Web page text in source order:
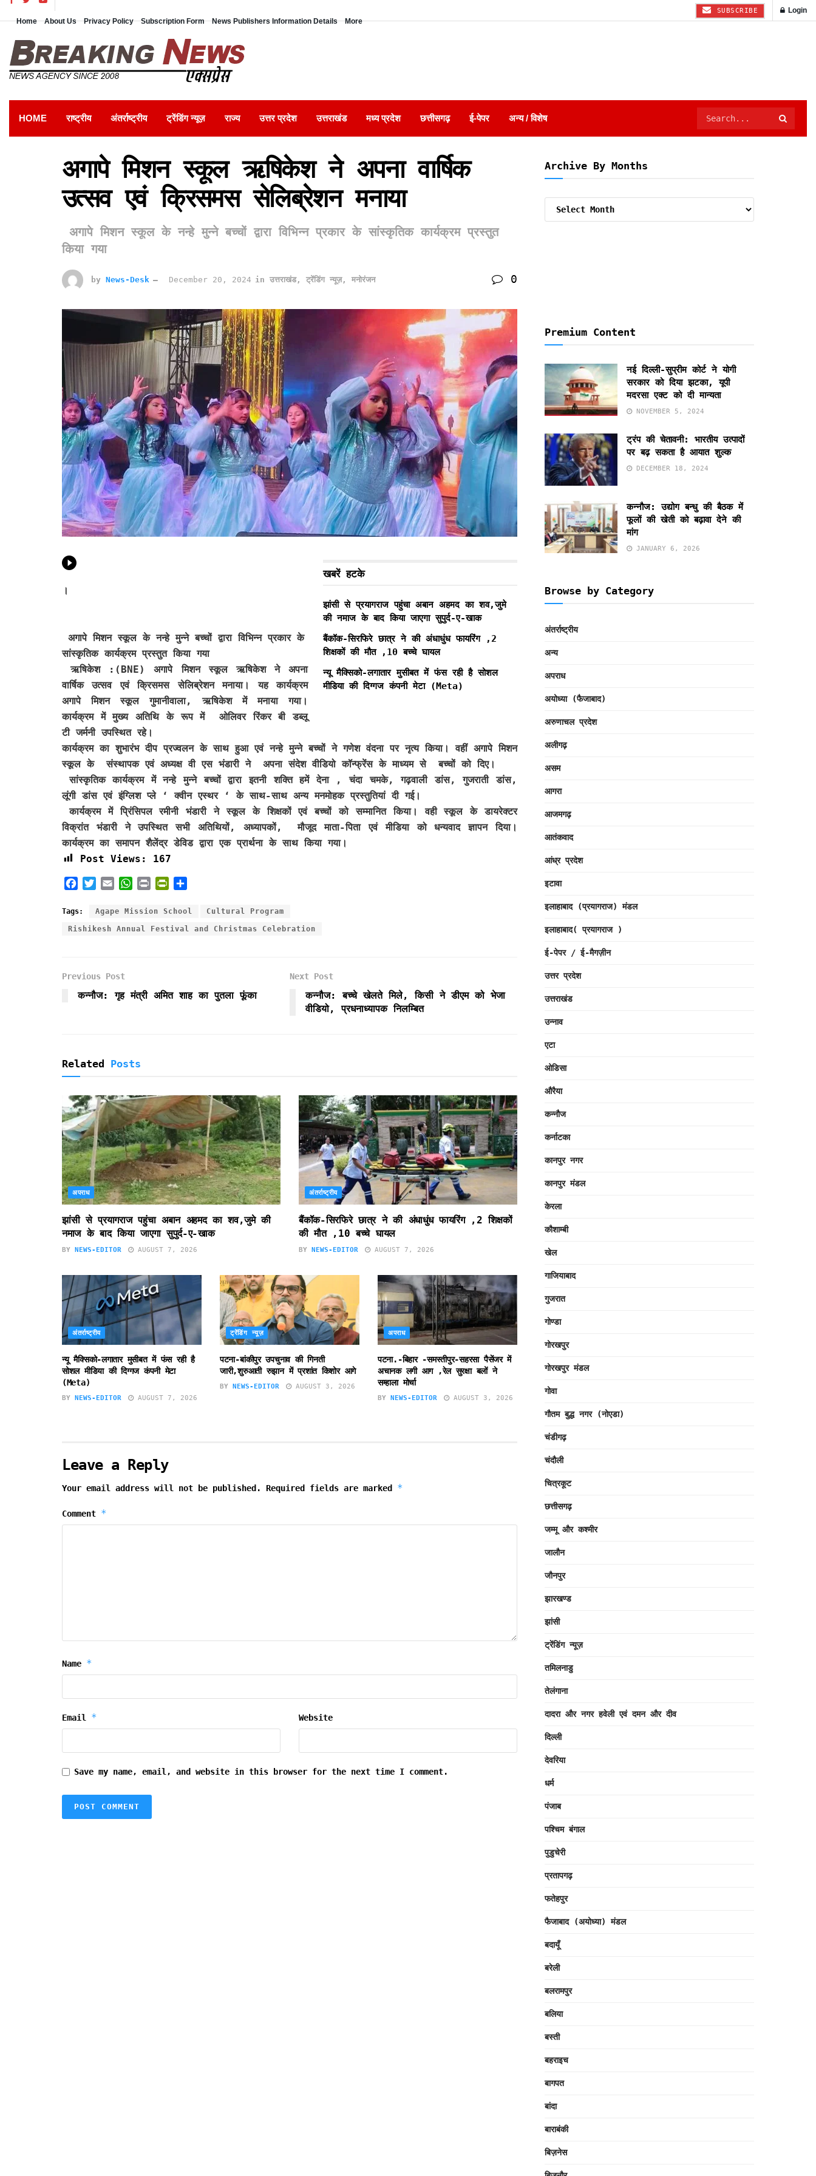
Home About Us Privacy Policy Subscription Form News Publishers Information Details More
SUBSCRIBE Login
HOME राष्ट्रीय अंतर्राष्ट्रीय ट्रेंडिंग न्यूज़ राज्य उत्तर प्रदेश उत्तराखंड मध्य प्रदेश छत्तीसगढ़ ई-पेपर अन्य / विशेष
अगापे मिशन स्कूल ऋषिकेश ने अपना वार्षिक
उत्सव एवं क्रिसमस सेलिब्रेशन मनाया
अगापे मिशन स्कूल के नन्हे मुन्ने बच्चों द्वारा विभिन्न प्रकार के सांस्कृतिक कार्यक्रम प्रस्तुत
किया गया
by News-Desk December 20, 2024 in उत्तराखंड, ट्रेंडिंग न्यूज़, मनोरंजन 0
खबरें हटके
झांसी से प्रयागराज पहुंचा अबान अहमद का शव,जुमे
की नमाज के बाद किया जाएगा सुपुर्द-ए-खाक
बैंकॉक-सिरफिरे छात्र ने की अंधाधुंध फायरिंग ,2
शिक्षकों की मौत ,10 बच्चे घायल
न्यू मैक्सिको-लगातार मुसीबत में फंस रही है सोशल
मीडिया की दिग्गज कंपनी मेटा (Meta)
।
अगापे मिशन स्कूल के नन्हे मुन्ने बच्चों द्वारा विभिन्न प्रकार के
सांस्कृतिक कार्यक्रम प्रस्तुत किया गया
ऋषिकेश :(BNE)
अगापे मिशन स्कूल ऋषिकेश ने अपना
वार्षिक उत्सव एवं क्रिसमस सेलिब्रेशन मनाया। यह कार्यक्रम
अगापे मिशन स्कूल गुमानीवाला, ऋषिकेश में मनाया गया।
कार्यक्रम में मुख्य अतिथि के रूप में ओलिवर रिंकर बी डब्लू
टी जर्मनी उपस्थित रहे।
कार्यक्रम का शुभारंभ दीप प्रज्वलन के साथ हुआ एवं नन्हे मुन्ने बच्चों ने गणेश वंदना पर नृत्य किया। वहीं अगापे मिशन
स्कूल के संस्थापक एवं अध्यक्ष वी एस भंडारी ने अपना संदेश वीडियो कॉन्फ्रेंस के माध्यम से बच्चों को दिए।
सांस्कृतिक कार्यक्रम में नन्हे मुन्ने बच्चों द्वारा इतनी शक्ति हमें देना , चंदा चमके, गढ़वाली डांस, गुजराती डांस,
लूंगी डांस एवं इंग्लिश प्ले ‘ क्वीन एस्थर ‘ के साथ-साथ अन्य मनमोहक प्रस्तुतियां दी गई।
कार्यक्रम में प्रिंसिपल रमीनी भंडारी ने स्कूल के शिक्षकों एवं बच्चों को सम्मानित किया। वही स्कूल के डायरेक्टर
विक्रांत भंडारी ने उपस्थित सभी अतिथियों, अध्यापकों, मौजूद माता-पिता एवं मीडिया को धन्यवाद ज्ञापन दिया।
कार्यक्रम का समापन शैलेंद्र डेविड द्वारा एक प्रार्थना के साथ किया गया।
Post Views:
167
c
e
k
i
a
a
i
i
n
e
a
Tags: Agape Mission School Cultural Program
Rishikesh Annual Festival and Christmas Celebration
Previous Post
कन्नौज: गृह मंत्री अमित शाह का पुतला फूंका
Next Post
कन्नौज: बच्चे खेलते मिले, किसी ने डीएम को भेजा
वीडियो, प्रधनाध्यापक निलम्बित
Related Posts
अपराध
झांसी से प्रयागराज पहुंचा अबान अहमद का शव,जुमे की
नमाज के बाद किया जाएगा सुपुर्द-ए-खाक
BY NEWS-EDITOR AUGUST 7, 2026
अंतर्राष्ट्रीय
बैंकॉक-सिरफिरे छात्र ने की अंधाधुंध फायरिंग ,2 शिक्षकों
की मौत ,10 बच्चे घायल
BY NEWS-EDITOR AUGUST 7, 2026
अंतर्राष्ट्रीय
न्यू मैक्सिको-लगातार मुसीबत में फंस रही है
सोशल मीडिया की दिग्गज कंपनी मेटा
(Meta)
BY NEWS-EDITOR AUGUST 7, 2026
ट्रेंडिंग न्यूज़
पटना-बांकीपुर उपचुनाव की गिनती
जारी,शुरुआती रुझान में प्रशांत किशोर आगे
BY NEWS-EDITOR AUGUST 3, 2026
अपराध
पटना.-बिहार -समस्तीपुर-सहरसा पैसेंजर में
अचानक लगी आग ,रेल सुरक्षा बलों ने
सम्हाला मोर्चा
BY NEWS-EDITOR AUGUST 3, 2026
Leave a Reply
Your email address will not be published. Required fields are marked *
Comment *
Name *
Email * Website
Save my name, email, and website in this browser for the next time I comment.
Archive By Months
Premium Content
नई दिल्ली-सुप्रीम कोर्ट ने योगी
सरकार को दिया झटका, यूपी
मदरसा एक्ट को दी मान्यता
NOVEMBER 5, 2024
ट्रंप की चेतावनी: भारतीय उत्पादों
पर बढ़ सकता है आयात शुल्क
DECEMBER 18, 2024
कन्नौज: उद्योग बन्धु की बैठक में
फूलों की खेती को बढ़ावा देने की
मांग
JANUARY 6, 2026
Browse by Category
अंतर्राष्ट्रीय
अन्य
अपराध
अयोध्या (फैजाबाद)
अरुणाचल प्रदेश
अलीगढ़
असम
आगरा
आजमगढ़
आतंकवाद
आंध्र प्रदेश
इटावा
इलाहाबाद (प्रयागराज) मंडल
इलाहाबाद( प्रयागराज )
ई-पेपर / ई-मैगज़ीन
उत्तर प्रदेश
उत्तराखंड
उन्नाव
एटा
ओडिसा
औरैया
कन्नौज
कर्नाटका
कानपुर नगर
कानपुर मंडल
केरला
कौशाम्बी
खेल
गाजियाबाद
गुजरात
गोण्डा
गोरखपुर
गोरखपुर मंडल
गोवा
गौतम बुद्ध नगर (नोएडा)
चंडीगढ़
चंदौली
चित्रकूट
छत्तीसगढ़
जम्मू और कश्मीर
जालौन
जौनपुर
झारखण्ड
झांसी
ट्रेंडिंग न्यूज़
तमिलनाडु
तेलंगाना
दादरा और नगर हवेली एवं दमन और दीव
दिल्ली
देवरिया
धर्म
पंजाब
पश्चिम बंगाल
पुडुचेरी
प्रतापगढ़
फतेहपुर
फैजाबाद (अयोध्या) मंडल
बदायूँ
बरेली
बलरामपुर
बलिया
बस्ती
बहराइच
बागपत
बांदा
बाराबंकी
बिज़नेस